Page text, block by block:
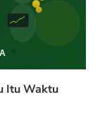
Itu Waktu